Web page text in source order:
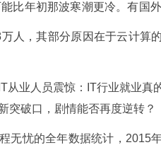
比年初那波寒潮更冷。有国
人，其部分原因在于云计算
业人员震惊：IT行业就业真
突破口，剧情能否再度逆转？
无忧的全年数据统计，2015